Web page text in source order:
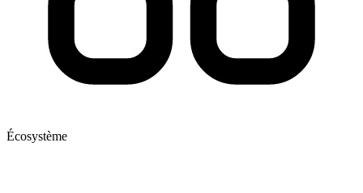
Écosystème